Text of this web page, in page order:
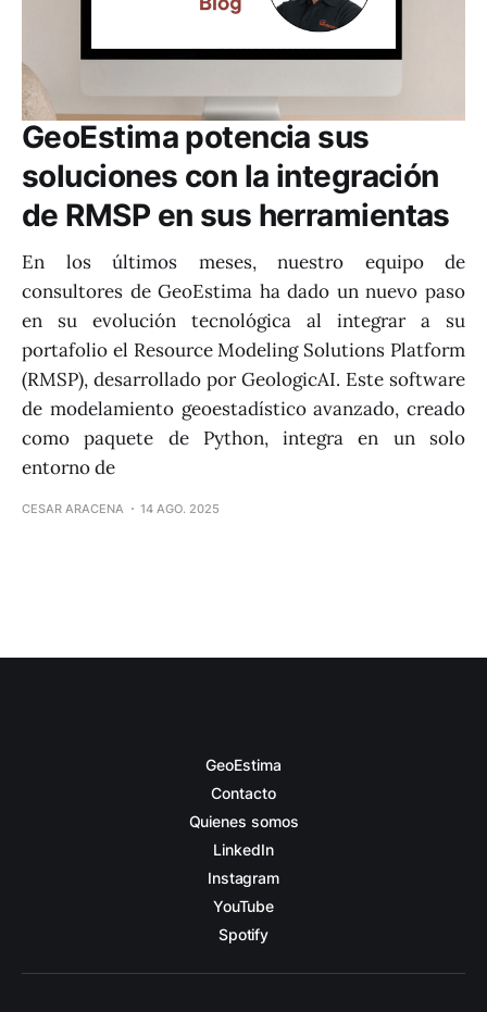
GeoEstima potencia sus
soluciones con la integración
de RMSP en sus herramientas
En los últimos meses, nuestro equipo de
consultores de GeoEstima ha dado un nuevo paso
en su evolución tecnológica al integrar a su
portafolio el Resource Modeling Solutions Platform
(RMSP), desarrollado por GeologicAI. Este software
de modelamiento geoestadístico avanzado, creado
como paquete de Python, integra en un solo
entorno de
CESAR ARACENA 14 AGO. 2025
GeoEstima
Contacto
Quienes somos
LinkedIn
Instagram
YouTube
Spotify